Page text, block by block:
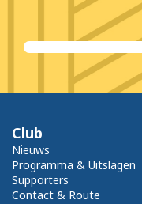
Club
Nieuws
Programma & Uitslagen
Supporters
Contact & Route